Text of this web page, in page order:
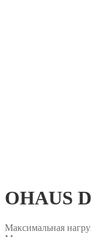
OHAUS
Максимальная